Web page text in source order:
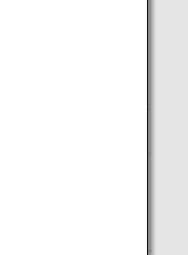
は、原則として修理の
り修理以外のご案内をさ